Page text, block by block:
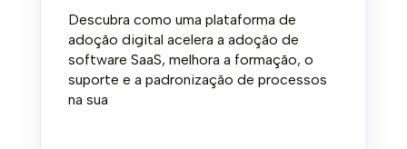
Descubra como uma plataforma de
adoção digital acelera a adoção de
software SaaS, melhora a formação, o
suporte e a padronização de processos
na sua